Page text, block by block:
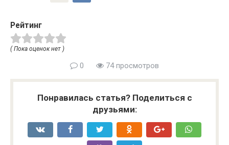
Рейтинг
( Пока оценок нет )
0 74 просмотров
Понравилась статья? Поделиться с
друзьями: